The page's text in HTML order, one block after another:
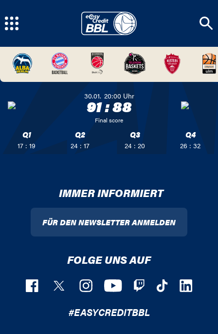
30.01. 20:00 Uhr
91:88
Final score
Q1
17 : 19
Q2
24 : 17
Q3
24 : 20
Q4
26 : 32
IMMER INFORMIERT
FÜR DEN NEWSLETTER ANMELDEN
FOLGE UNS AUF
#EASYCREDITBBL